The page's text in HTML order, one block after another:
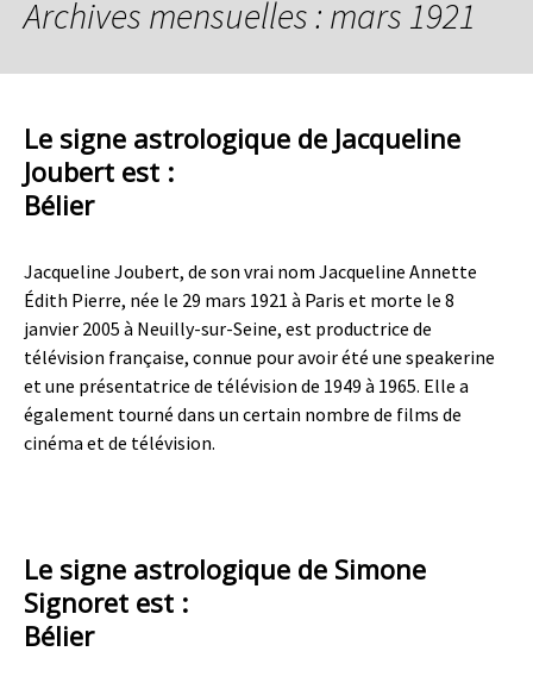
Archives mensuelles : mars 1921
Le signe astrologique de Jacqueline
Joubert est :
Bélier
Jacqueline Joubert, de son vrai nom Jacqueline Annette
Édith Pierre, née le 29 mars 1921 à Paris et morte le 8
janvier 2005 à Neuilly-sur-Seine, est productrice de
télévision française, connue pour avoir été une speakerine
et une présentatrice de télévision de 1949 à 1965. Elle a
également tourné dans un certain nombre de films de
cinéma et de télévision.
Le signe astrologique de Simone
Signoret est :
Bélier